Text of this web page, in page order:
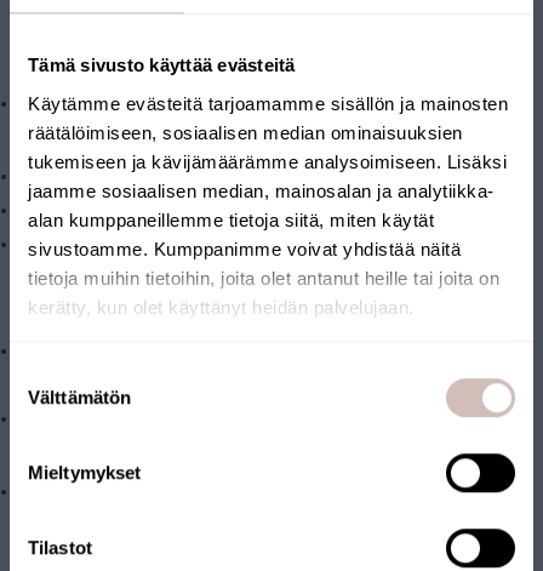
Tämä sivusto käyttää evästeitä
Käytämme evästeitä tarjoamamme sisällön ja mainosten
räätälöimiseen, sosiaalisen median ominaisuuksien
tukemiseen ja kävijämäärämme analysoimiseen. Lisäksi
jaamme sosiaalisen median, mainosalan ja analytiikka-
alan kumppaneillemme tietoja siitä, miten käytät
sivustoamme. Kumppanimme voivat yhdistää näitä
tietoja muihin tietoihin, joita olet antanut heille tai joita on
kerätty, kun olet käyttänyt heidän palvelujaan.
valinta
Välttämätön
Mieltymykset
Tilastot
Paketin sisältö:
Vaihtosuodatin
Tekniset ominaisuudet:
Tyypillinen virtausnopeus: max. 8 litraa minuutissa
Paineenalenema: 0,1 bar @ 8 l/min
Vaihtosuodatin sopii L-kokoiseen AQVAn suodatinkotelon (10
tuuman BB vakiokoko)
Järjestelmävaatimukset:
esisuodatettavaksi. Esimerkiksi hienosuodatin AQMF1-L
Talvella, jos lämpötilat laskevat alle 2°C, vesilinjat suljetaan ja
linjasuodatinkotelot tyhjennetään, jotta pakkasrikkoumia ei
pääse syntymään.